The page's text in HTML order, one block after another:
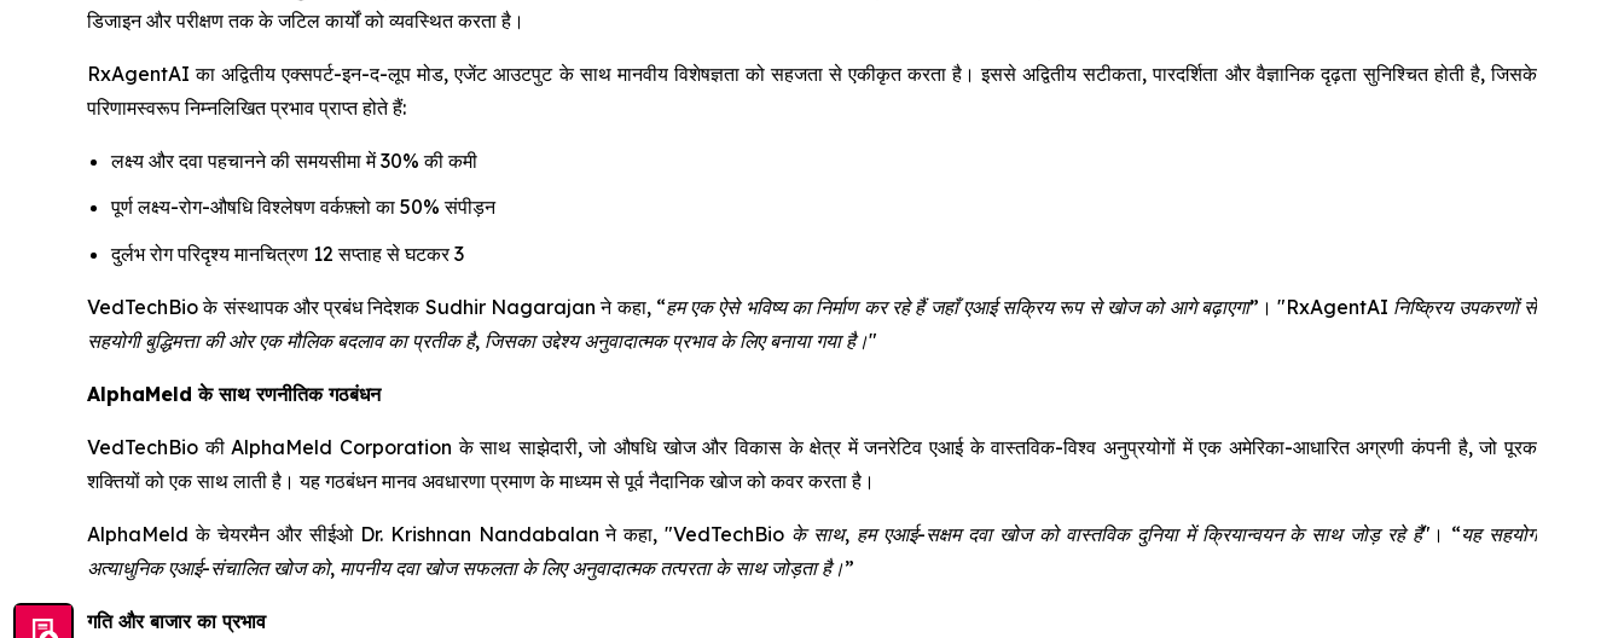
डिजाइन और परीक्षण तक के जटिल कार्यों को व्यवस्थित करता है।
RxAgentAI का अद्वितीय एक्सपर्ट-इन-द-लूप मोड, एजेंट आउटपुट के साथ मानवीय विशेषज्ञता को सहजता से एकीकृत करता है। इससे अद्वितीय सटीकता, पारदर्शिता और वैज्ञानिक दृढ़ता सुनिश्चित होती है, जिसके
परिणामस्वरूप निम्नलिखित प्रभाव प्राप्त होते हैं:
लक्ष्य और दवा पहचानने की समयसीमा में 30% की कमी
पूर्ण लक्ष्य-रोग-औषधि विश्लेषण वर्कफ़्लो का 50% संपीड़न
दुर्लभ रोग परिदृश्य मानचित्रण 12 सप्ताह से घटकर 3
VedTechBio के संस्थापक और प्रबंध निदेशक Sudhir Nagarajan ने कहा, “हम एक ऐसे भविष्य का निर्माण कर रहे हैं जहाँ एआई सक्रिय रूप से खोज को आगे बढ़ाएगा” ।"RxAgentAI निष्क्रिय उपकरणों से
सहयोगी बुद्धिमत्ता की ओर एक मौलिक बदलाव का प्रतीक है, जिसका उद्देश्य अनुवादात्मक प्रभाव के लिए बनाया गया है।"
AlphaMeld के साथ रणनीतिक गठबंधन
VedTechBio की AlphaMeld Corporation के साथ साझेदारी, जो औषधि खोज और विकास के क्षेत्र में जनरेटिव एआई के वास्तविक-विश्व अनुप्रयोगों में एक अमेरिका-आधारित अग्रणी कंपनी है, जो पूरक
शक्तियों को एक साथ लाती है। यह गठबंधन मानव अवधारणा प्रमाण के माध्यम से पूर्व नैदानिक खोज को कवर करता है।
AlphaMeld के चेयरमैन और सीईओ Dr. Krishnan Nandabalan ने कहा,"VedTechBio के साथ, हम एआई-सक्षम दवा खोज को वास्तविक दुनिया में क्रियान्वयन के साथ जोड़ रहे हैं" । “यह सहयोग
अत्याधुनिक एआई-संचालित खोज को, मापनीय दवा खोज सफलता के लिए अनुवादात्मक तत्परता के साथ जोड़ता है।”
गति और बाजार का प्रभाव